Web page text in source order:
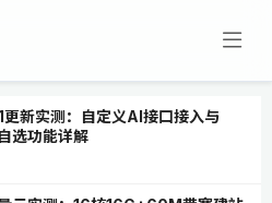
更新实测：自定义AI接口接入与
选功能详解